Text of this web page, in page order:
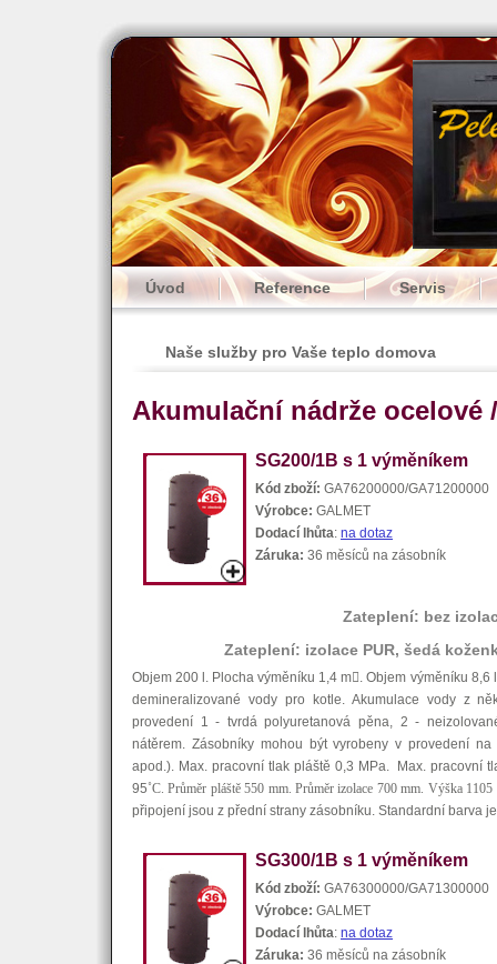
Úvod Reference Servis
Naše služby pro Vaše teplo domova
Akumulační nádrže ocelové
SG200/1B s 1 výměníkem
Kód zboží: GA76200000/GA71200000
Výrobce: GALMET
Dodací lhůta: na dotaz
Záruka: 36 měsíců na zásobník
Zateplení: bez
Zateplení: izolace PUR, šedá
Objem 200 l. Plocha výměníku 1,4 m. Objem výměníku 8,6
demineralizované vody pro kotle. Akumulace vody z
provedení 1 - tvrdá polyuretanová pěna, 2 -
nátěrem. Zásobníky mohou být vyrobeny v provedení
apod.). Max. pracovní tlak pláště 0,3 MPa. Max. pracovní
95˚C. Průměr pláště 550 mm. Průměr izolace 700 mm. Výška
připojení jsou z přední strany zásobníku. Standardní barva
SG300/1B s 1 výměníkem
Kód zboží: GA76300000/GA71300000
Výrobce: GALMET
Dodací lhůta: na dotaz
Záruka: 36 měsíců na zásobník